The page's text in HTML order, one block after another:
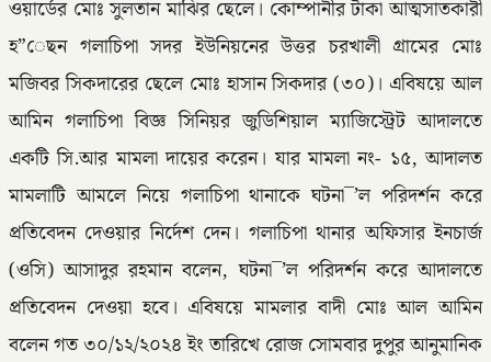
ওয়ার্ডের মোঃ সুলতান মাঝির ছেলে। কোম্পানীর টাকা আত্মসাতকারী
হ”েছন গলাচিপা সদর ইউনিয়নের উত্তর চরখালী গ্রামের মোঃ
মজিবর সিকদারের ছেলে মোঃ হাসান সিকদার (৩০)। এবিষয়ে আল
আমিন গলাচিপা বিজ্ঞ সিনিয়র জুডিশিয়াল ম্যাজিস্ট্রেট আদালতে
একটি সি.আর মামলা দায়ের করেন। যার মামলা নং- ১৫, আদালত
মামলাটি আমলে নিয়ে গলাচিপা থানাকে ঘটনা¯’ল পরিদর্শন করে
প্রতিবেদন দেওয়ার নির্দেশ দেন। গলাচিপা থানার অফিসার ইনচার্জ
(ওসি) আসাদুর রহমান বলেন, ঘটনা¯’ল পরিদর্শন করে আদালতে
প্রতিবেদন দেওয়া হবে। এবিষয়ে মামলার বাদী মোঃ আল আমিন
বলেন গত ৩০/১২/২০২৪ ইং তারিখে রোজ সোমবার দুপুর আনুমানিক